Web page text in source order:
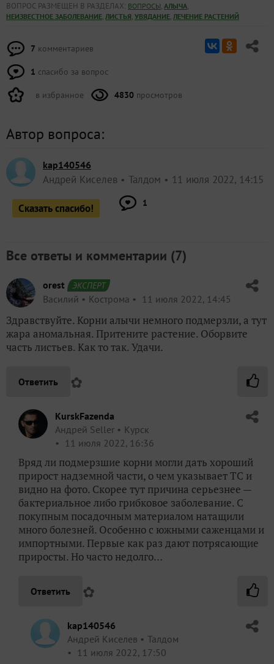
ВОПРОС РАЗМЕЩЕН В РАЗДЕЛАХ: ВОПРОСЫ, АЛЫЧА,
НЕИЗВЕСТНОЕ ЗАБОЛЕВАНИЕ, ЛИСТЬЯ, УВЯДАНИЕ, ЛЕЧЕНИЕ РАСТЕНИЙ
7 комментариев
1 спасибо за вопрос
в избранное 4830 просмотров
Автор вопроса:
kap140546
Андрей Киселев Талдом 11 июля 2022, 14:15
Сказать спасибо! 1
Все ответы и комментарии (7)
orest ЭКСПЕРТ
Василий Кострома 11 июля 2022, 14:45
Здравствуйте. Корни алычи немного подмерзли, а тут
жара аномальная. Притените растение. Оборвите
часть листьев. Как то так. Удачи.
Ответить ✿
KurskFazenda
Андрей Seller
Курск
11 июля 2022, 16:36
Вряд ли подмерзшие корни могли дать хороший
прирост надземной части, о чем указывает ТС и
видно на фото. Скорее тут причина серьезнее —
бактериальное либо грибковое заболевание. С
покупным посадочным материалом натащили
много болезней. Особенно с южными саженцами и
импортными. Первые как раз дают потрясающие
приросты. Но часто недолго…
Ответить ✿
kap140546
Андрей Киселев
Талдом
11 июля 2022, 17:50